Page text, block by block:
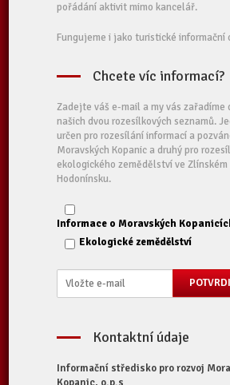
pořádání aktivit mimo kancelář.
Fungujeme i jako turistické informační
Chcete víc informací?
Zadejte váš e-mail a my vás zařadíme
našich dvou rozesílkových seznamů.
určen pro rozesílání informací a
Moravských Kopanic a druhý pro
ekologického zemědělství ve Zlínském
Hodonínsku.
Informace o Moravských
Ekologické zemědělství
Kontaktní údaje
Informační středisko pro rozvoj